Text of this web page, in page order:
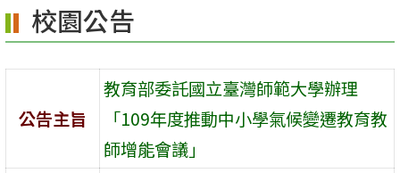
區
校園公告
公告主旨
教育部委託國立臺灣師範大學辦理
「109年度推動中小學氣候變遷教育教
師增能會議」